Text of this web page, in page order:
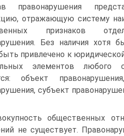
правонарушения
отражающую систему
признаков
Без наличия хотя
привле­чено к
элементов любого
объект
субъект
общественных
не существует.